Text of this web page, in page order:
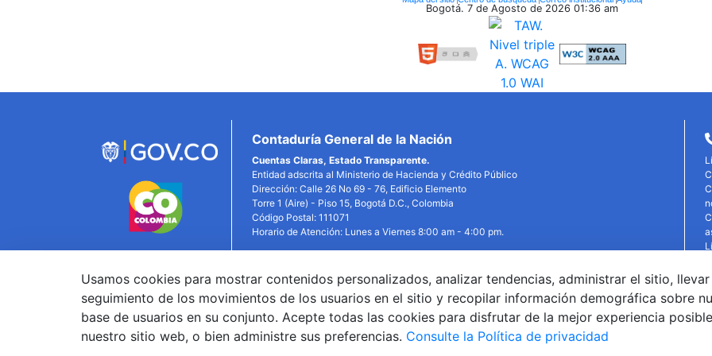
Bogotá. 7 de Agosto de 2026 01:36 am
Contaduría General de la Nación
Cuentas Claras, Estado Transparente.
Entidad adscrita al Ministerio de Hacienda y Crédito Público
Dirección: Calle 26 No 69 - 76, Edificio Elemento
Torre 1 (Aire) - Piso 15, Bogotá D.C., Colombia
Código Postal: 111071
Horario de Atención: Lunes a Viernes 8:00 am - 4:00 pm.
Linkedin X YouTube Facebook
Usamos cookies para mostrar contenidos personalizados, analizar tendencias, administrar el sitio, llevar
seguimiento de los movimientos de los usuarios en el sitio y recopilar información demográfica sobre
base de usuarios en su conjunto. Acepte todas las cookies para disfrutar de la mejor experiencia
nuestro sitio web, o bien administre sus preferencias. Consulte la Política de privacidad